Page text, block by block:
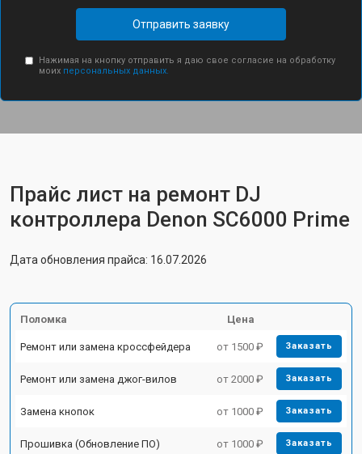
Отправить заявку
Нажимая на кнопку отправить я даю свое согласие на обработку
моих персональных данных.
Прайс лист на ремонт DJ
контроллера Denon SC6000 Prime
Дата обновления прайса: 16.07.2026
Поломка Цена
Ремонт или замена кроссфейдера от 1500 ₽ Заказать
Ремонт или замена джог-вилов от 2000 ₽ Заказать
Замена кнопок от 1000 ₽ Заказать
Прошивка (Обновление ПО) от 1000 ₽ Заказать